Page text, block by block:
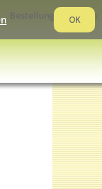
Bestellung verfolgen
OK